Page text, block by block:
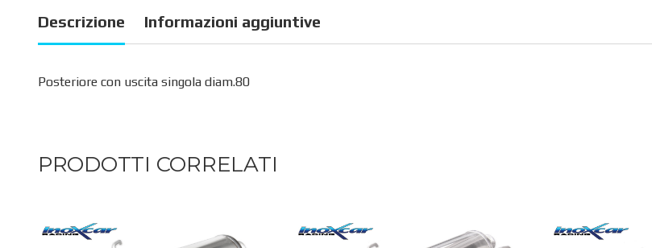
Descrizione Informazioni aggiuntive
Posteriore con uscita singola diam.80
PRODOTTI CORRELATI